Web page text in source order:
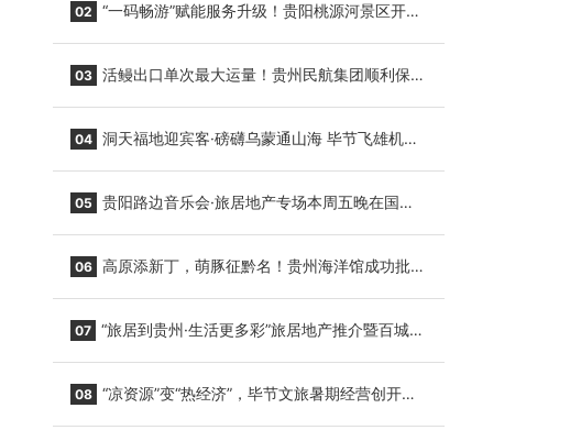
02 “一码畅游”赋能服务升级！贵阳桃源河景区开
03 活鳗出口单次最大运量！贵州民航集团顺利保障
04 洞天福地迎宾客·磅礴乌蒙通山海 毕节飞雄机场
05 贵阳路边音乐会·旅居地产专场本周五晚在国际
06 高原添新丁，萌豚征黔名！贵州海洋馆成功批量
07 “旅居到贵州·生活更多彩”旅居地产推介暨百城千
08 “凉资源”变“热经济”，毕节文旅暑期经营创开门